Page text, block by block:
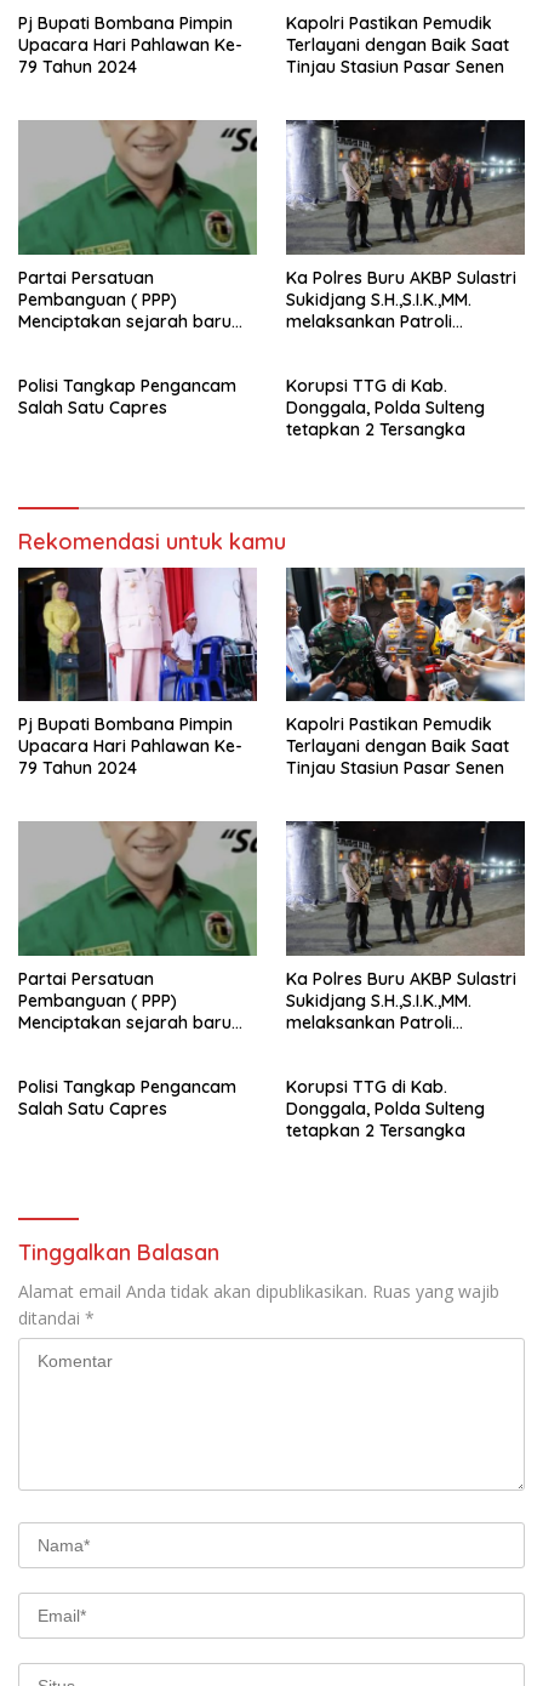
Pj Bupati Bombana Pimpin
Upacara Hari Pahlawan Ke-
79 Tahun 2024
Kapolri Pastikan Pemudik
Terlayani dengan Baik Saat
Tinjau Stasiun Pasar Senen
Partai Persatuan
Pembanguan ( PPP)
Menciptakan sejarah baru
Buru (Namlea).
Ka Polres Buru AKBP Sulastri
Sukidjang S.H.,S.I.K.,MM.
melaksankan Patroli
Polisi Tangkap Pengancam
Salah Satu Capres
Korupsi TTG di Kab.
Donggala, Polda Sulteng
tetapkan 2 Tersangka
Rekomendasi untuk kamu
Pj Bupati Bombana Pimpin
Upacara Hari Pahlawan Ke-
79 Tahun 2024
Kapolri Pastikan Pemudik
Terlayani dengan Baik Saat
Tinjau Stasiun Pasar Senen
Partai Persatuan
Pembanguan ( PPP)
Menciptakan sejarah baru
Buru (Namlea).
Ka Polres Buru AKBP Sulastri
Sukidjang S.H.,S.I.K.,MM.
melaksankan Patroli
Polisi Tangkap Pengancam
Salah Satu Capres
Korupsi TTG di Kab.
Donggala, Polda Sulteng
tetapkan 2 Tersangka
Tinggalkan Balasan
Alamat email Anda tidak akan dipublikasikan. Ruas yang wajib
ditandai *